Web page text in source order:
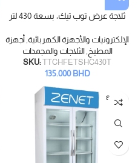
ثلاجة عرض توب تيك، بسعة 430 لتر
الإلكترونيات والأجهزة الكهربائية,أجهزة
المطبخ,الثلاجات والمجمدات
SKU:TTCHFETSHC430T
135.000BHD
SOLD
OUT